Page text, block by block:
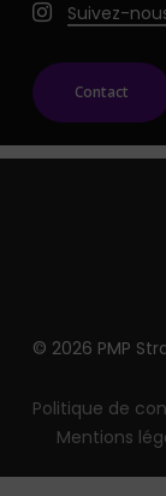
Suivez-
Contact
© 2026 PMP
Politique de
Mentions